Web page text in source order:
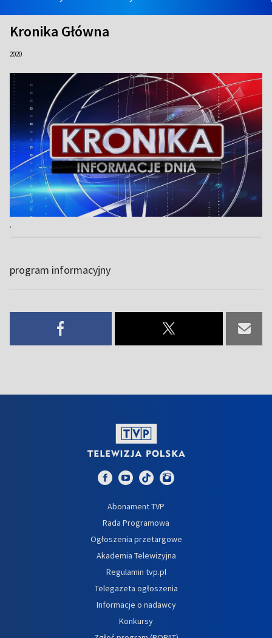
Kronika Główna
2020
.
program informacyjny
Abonament TVP
Rada Programowa
Ogłoszenia przetargowe
Akademia Telewizyjna
Regulamin tvp.pl
Telegazeta ogłoszenia
Informacje o nadawcy
Konkursy